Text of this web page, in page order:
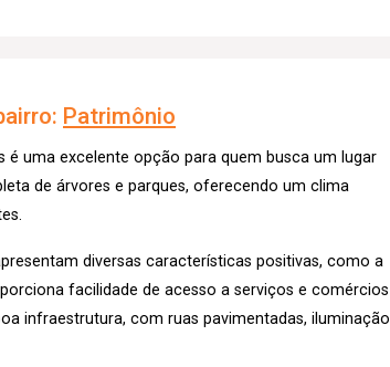
Patrimônio
é uma excelente opção para quem busca um lugar
de árvores e parques, oferecendo um clima
diversas características positivas, como a
facilidade de acesso a serviços e comércios
infraestrutura, com ruas pavimentadas, iluminação